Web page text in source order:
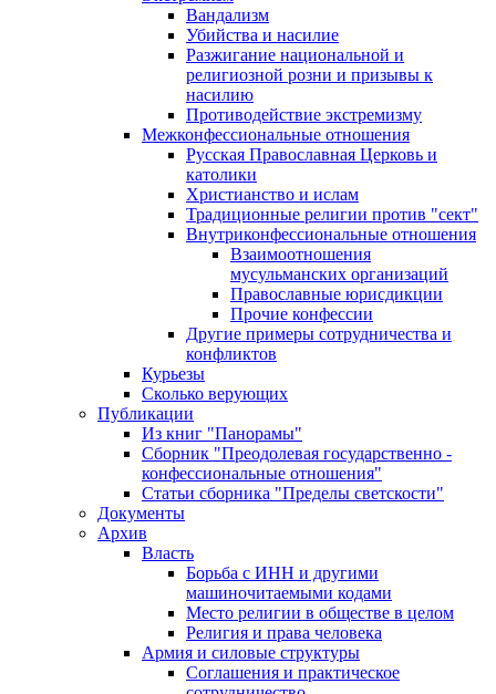
Вандализм
Убийства и насилие
Разжигание национальной и
религиозной розни и призывы к
насилию
Противодействие экстремизму
Межконфессиональные отношения
Русская Православная Церковь и
католики
Христианство и ислам
Традиционные религии против "сект"
Внутриконфессиональные отношения
Взаимоотношения
мусульманских организаций
Православные юрисдикции
Прочие конфессии
Другие примеры сотрудничества и
конфликтов
Курьезы
Сколько верующих
Публикации
Из книг "Панорамы"
Сборник "Преодолевая государственно -
конфессиональные отношения"
Статьи сборника "Пределы светскости"
Документы
Архив
Власть
Борьба с ИНН и другими
машиночитаемыми кодами
Место религии в обществе в целом
Религия и права человека
Армия и силовые структуры
Соглашения и практическое